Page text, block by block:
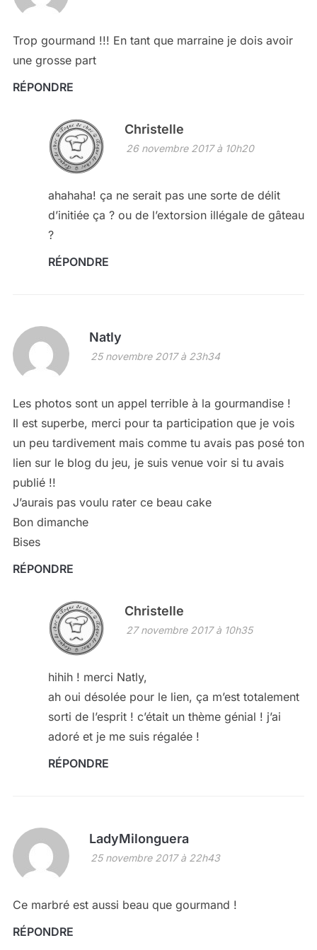
Trop gourmand !!! En tant que marraine je dois avoir
une grosse part
RÉPONDRE
Christelle
26 novembre 2017 à 10h20
ahahaha! ça ne serait pas une sorte de délit
d’initiée ça ? ou de l’extorsion illégale de gâteau
?
RÉPONDRE
Natly
25 novembre 2017 à 23h34
Les photos sont un appel terrible à la gourmandise !
Il est superbe, merci pour ta participation que je vois
un peu tardivement mais comme tu avais pas posé ton
lien sur le blog du jeu, je suis venue voir si tu avais
publié !!
J’aurais pas voulu rater ce beau cake
Bon dimanche
Bises
RÉPONDRE
Christelle
27 novembre 2017 à 10h35
hihih ! merci Natly,
ah oui désolée pour le lien, ça m’est totalement
sorti de l’esprit ! c’était un thème génial ! j’ai
adoré et je me suis régalée !
RÉPONDRE
LadyMilonguera
25 novembre 2017 à 22h43
Ce marbré est aussi beau que gourmand !
RÉPONDRE